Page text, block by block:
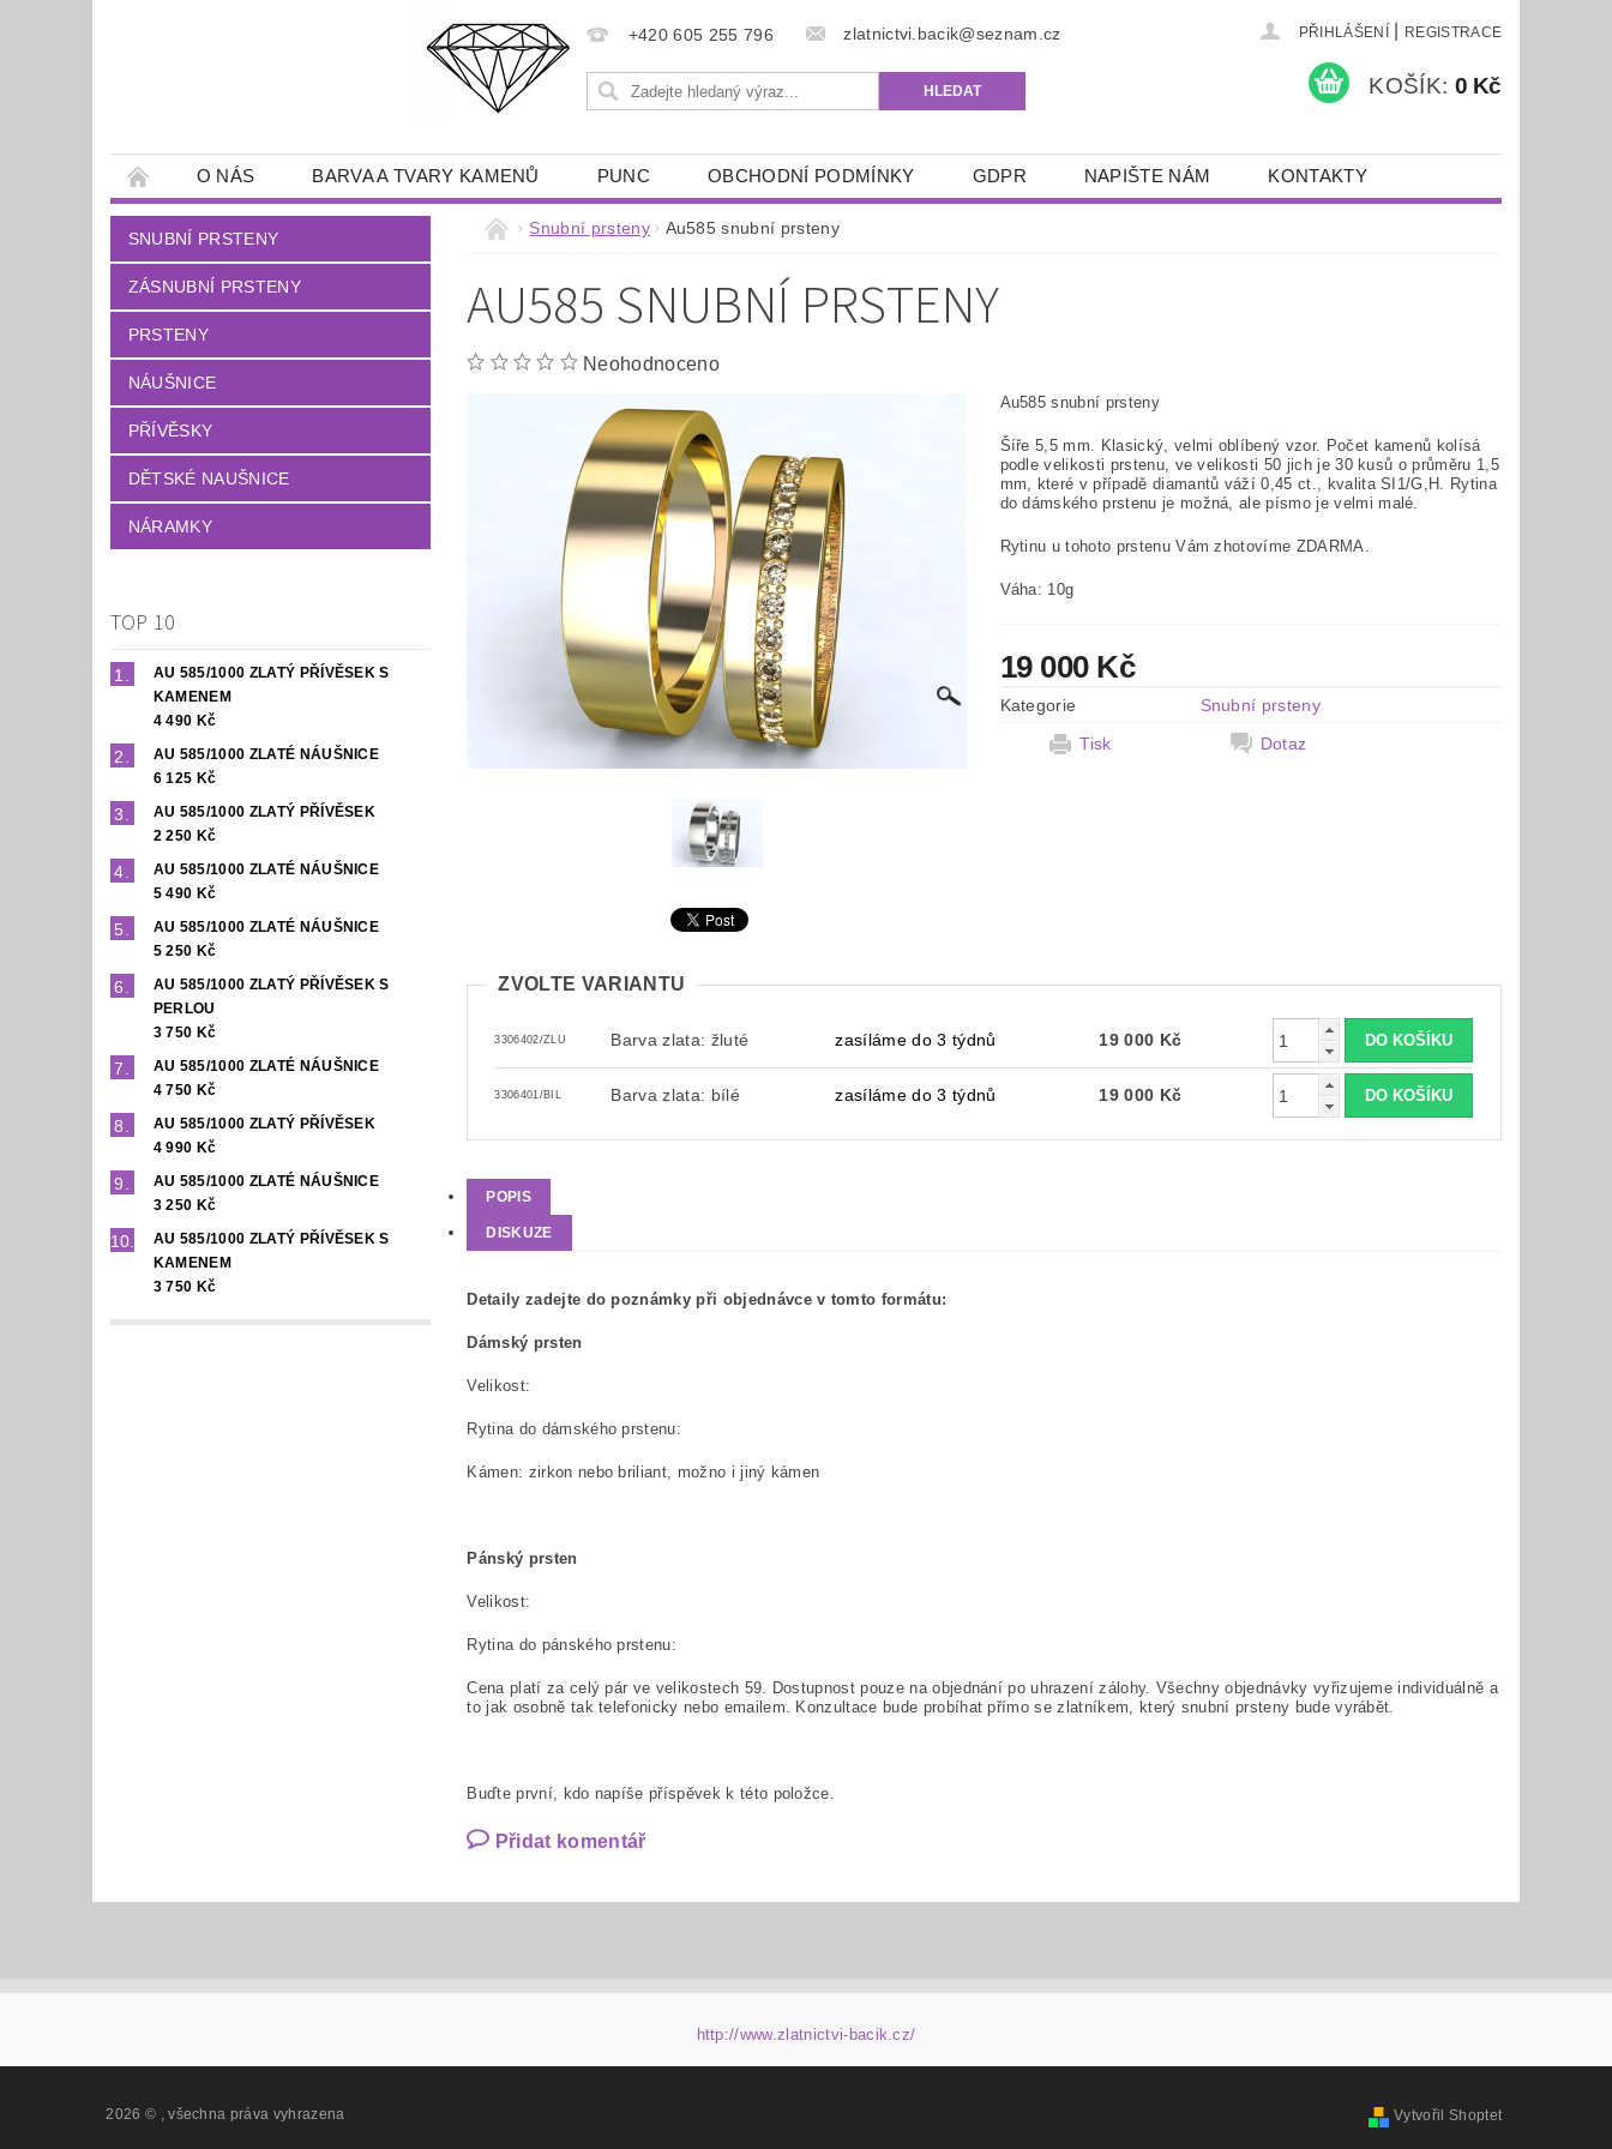
+420 605 255 796 zlatnictvi.bacik@seznam.cz PŘIHLÁŠENÍ REGISTRACE
KOŠÍK: 0 Kč
O NÁS BARVA A TVARY KAMENŮ PUNC OBCHODNÍ PODMÍNKY GDPR NAPIŠTE NÁM KONTAKTY
SNUBNÍ PRSTENY
ZÁSNUBNÍ PRSTENY
PRSTENY
NÁUŠNICE
PŘÍVĚSKY
DĚTSKÉ NAUŠNICE
NÁRAMKY
TOP 10
AU 585/1000 ZLATÝ PŘÍVĚSEK S
KAMENEM
4 490 Kč
AU 585/1000 ZLATÉ NÁUŠNICE
6 125 Kč
AU 585/1000 ZLATÝ PŘÍVĚSEK
2 250 Kč
AU 585/1000 ZLATÉ NÁUŠNICE
5 490 Kč
AU 585/1000 ZLATÉ NÁUŠNICE
5 250 Kč
AU 585/1000 ZLATÝ PŘÍVĚSEK S
PERLOU
3 750 Kč
AU 585/1000 ZLATÉ NÁUŠNICE
4 750 Kč
AU 585/1000 ZLATÝ PŘÍVĚSEK
4 990 Kč
AU 585/1000 ZLATÉ NÁUŠNICE
3 250 Kč
AU 585/1000 ZLATÝ PŘÍVĚSEK S
KAMENEM
3 750 Kč
Snubní prsteny Au585 snubní prsteny
AU585 SNUBNÍ PRSTENY
Neohodnoceno
Au585 snubní prsteny
Šíře 5,5 mm. Klasický, velmi oblíbený vzor. Počet kamenů kolísá
podle velikosti prstenu, ve velikosti 50 jich je 30 kusů o průměru 1,5
mm, které v případě diamantů váží 0,45 ct., kvalita SI1/G,H. Rytina
do dámského prstenu je možná, ale písmo je velmi malé.
Rytinu u tohoto prstenu Vám zhotovíme ZDARMA.
Váha: 10g
19 000 Kč
Kategorie
Snubní prsteny
Tisk
Dotaz
ZVOLTE VARIANTU
3306402/ZLU Barva zlata: žluté zasíláme do 3 týdnů 19 000 Kč
3306401/BIL Barva zlata: bílé zasíláme do 3 týdnů 19 000 Kč
POPIS
DISKUZE
Detaily zadejte do poznámky při objednávce v tomto formátu:
Dámský prsten
Velikost:
Rytina do dámského prstenu:
Kámen: zirkon nebo briliant, možno i jiný kámen
Pánský prsten
Velikost:
Rytina do pánského prstenu:
Cena platí za celý pár ve velikostech 59. Dostupnost pouze na objednání po uhrazení zálohy. Všechny objednávky vyřizujeme individuálně a
to jak osobně tak telefonicky nebo emailem. Konzultace bude probíhat přímo se zlatníkem, který snubní prsteny bude vyrábět.
Buďte první, kdo napíše příspěvek k této položce.
Přidat komentář
http://www.zlatnictvi-bacik.cz/
2026 © , všechna práva vyhrazena Vytvořil Shoptet